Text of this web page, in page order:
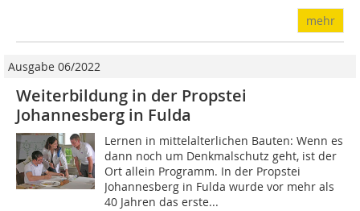
mehr
Ausgabe 06/2022
Weiterbildung in der Propstei
Johannesberg in Fulda
Lernen in mittelalterlichen Bauten: Wenn es
dann noch um Denkmalschutz geht, ist der
Ort allein Programm. In der Propstei
Johannesberg in Fulda wurde vor mehr als
40 Jahren das erste...